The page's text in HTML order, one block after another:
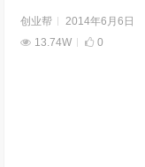
创业帮
2014年6月6日
13.74W
0